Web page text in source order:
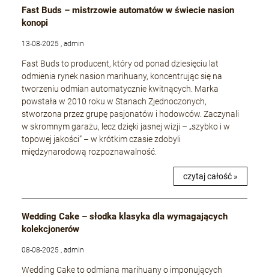
Fast Buds – mistrzowie automatów w świecie nasion
konopi
13-08-2025 , admin
Fast Buds to producent, który od ponad dziesięciu lat
odmienia rynek nasion marihuany, koncentrując się na
tworzeniu odmian automatycznie kwitnących. Marka
powstała w 2010 roku w Stanach Zjednoczonych,
stworzona przez grupę pasjonatów i hodowców. Zaczynali
w skromnym garażu, lecz dzięki jasnej wizji – „szybko i w
topowej jakości” – w krótkim czasie zdobyli
międzynarodową rozpoznawalność.
czytaj całość »
Wedding Cake – słodka klasyka dla wymagających
kolekcjonerów
08-08-2025 , admin
Wedding Cake to odmiana marihuany o imponujących